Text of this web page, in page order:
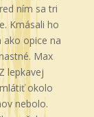
ním sa tri
Kmásali ho
ako opice na
Max
lepkavej
okolo
nebolo.